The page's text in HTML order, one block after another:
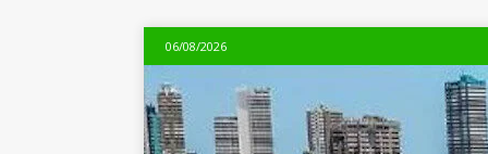
06/08/2026